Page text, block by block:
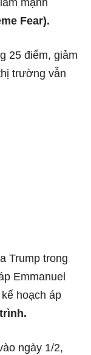
Fear).
25 điểm, giảm
trường vẫn
Trump trong
Emmanuel
hoạch áp
ngày 1/2,